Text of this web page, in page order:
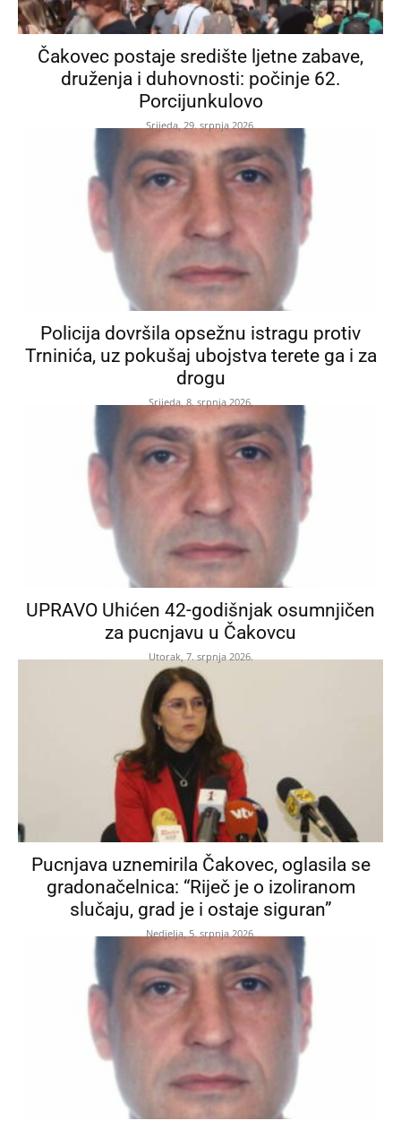
Čakovec postaje središte ljetne zabave,
druženja i duhovnosti: počinje 62.
Porcijunkulovo
Srijeda, 29. srpnja 2026.
Policija dovršila opsežnu istragu protiv
Trninića, uz pokušaj ubojstva terete ga i za
drogu
Srijeda, 8. srpnja 2026.
UPRAVO Uhićen 42-godišnjak osumnjičen
za pucnjavu u Čakovcu
Utorak, 7. srpnja 2026.
Pucnjava uznemirila Čakovec, oglasila se
gradonačelnica: “Riječ je o izoliranom
slučaju, grad je i ostaje siguran”
Nedjelja, 5. srpnja 2026.